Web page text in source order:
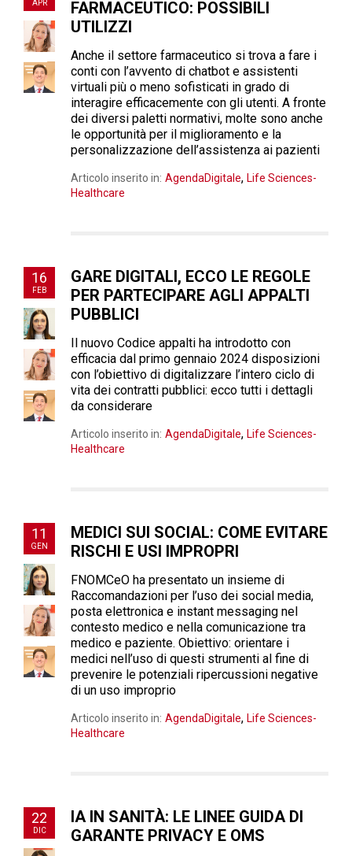
APR
FARMACEUTICO: POSSIBILI
UTILIZZI
Anche il settore farmaceutico si trova a fare i
conti con l’avvento di chatbot e assistenti
virtuali più o meno sofisticati in grado di
interagire efficacemente con gli utenti. A fronte
dei diversi paletti normativi, molte sono anche
le opportunità per il miglioramento e la
personalizzazione dell’assistenza ai pazienti
Articolo inserito in: AgendaDigitale, Life Sciences-
Healthcare
16
FEB
GARE DIGITALI, ECCO LE REGOLE
PER PARTECIPARE AGLI APPALTI
PUBBLICI
Il nuovo Codice appalti ha introdotto con
efficacia dal primo gennaio 2024 disposizioni
con l’obiettivo di digitalizzare l’intero ciclo di
vita dei contratti pubblici: ecco tutti i dettagli
da considerare
Articolo inserito in: AgendaDigitale, Life Sciences-
Healthcare
11
GEN
MEDICI SUI SOCIAL: COME EVITARE
RISCHI E USI IMPROPRI
FNOMCeO ha presentato un insieme di
Raccomandazioni per l’uso dei social media,
posta elettronica e instant messaging nel
contesto medico e nella comunicazione tra
medico e paziente. Obiettivo: orientare i
medici nell’uso di questi strumenti al fine di
prevenire le potenziali ripercussioni negative
di un uso improprio
Articolo inserito in: AgendaDigitale, Life Sciences-
Healthcare
22
DIC
IA IN SANITÀ: LE LINEE GUIDA DI
GARANTE PRIVACY E OMS